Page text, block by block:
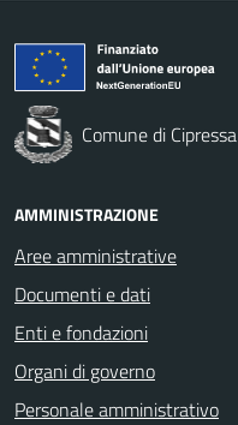
Comune di Cipressa
AMMINISTRAZIONE
Aree amministrative
Documenti e dati
Enti e fondazioni
Organi di governo
Personale amministrativo